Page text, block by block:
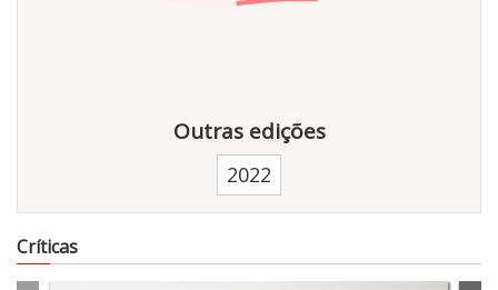
Outras edições
2022
Críticas